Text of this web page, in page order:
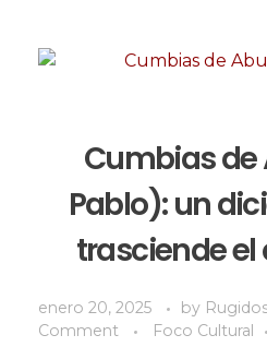
Cumbias de
Pablo): un
trasciende
enero 20, 2025 by
Comment
Foco Cultural